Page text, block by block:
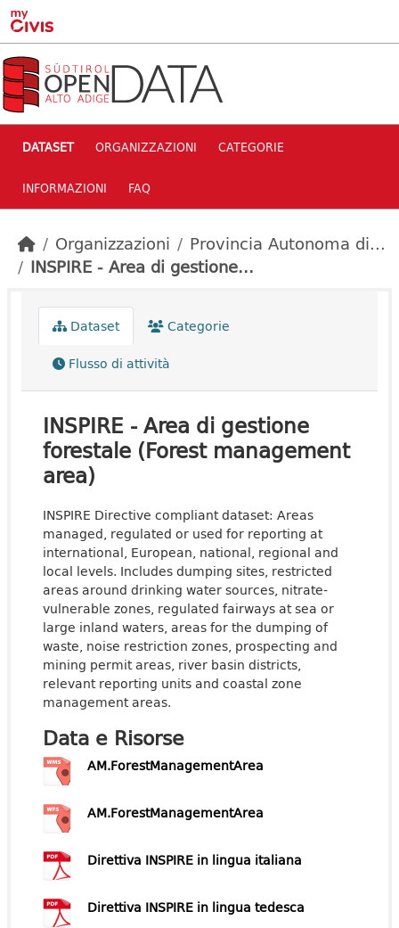
Skip to main content
DATASET ORGANIZZAZIONI CATEGORIE
INFORMAZIONI FAQ
Organizzazioni
Provincia Autonoma di...
INSPIRE - Area di gestione...
Dataset
Categorie
Flusso di attività
INSPIRE - Area di gestione
forestale (Forest management
area)
INSPIRE Directive compliant dataset: Areas
managed, regulated or used for reporting at
international, European, national, regional and
local levels. Includes dumping sites, restricted
areas around drinking water sources, nitrate-
vulnerable zones, regulated fairways at sea or
large inland waters, areas for the dumping of
waste, noise restriction zones, prospecting and
mining permit areas, river basin districts,
relevant reporting units and coastal zone
management areas.
Data e Risorse
AM.ForestManagementArea
AM.ForestManagementArea
Direttiva INSPIRE in lingua italiana
Direttiva INSPIRE in lingua tedesca